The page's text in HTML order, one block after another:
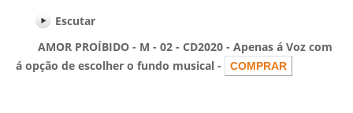
Escutar
AMOR PROÍBIDO - M - 02 - CD2020 - Apenas á Voz com
á opção de escolher o fundo musical -